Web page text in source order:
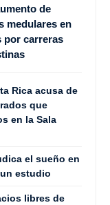
de
medulares en
por carreras
Rica acusa de
que
en la Sala
el sueño en
estudio
libres de